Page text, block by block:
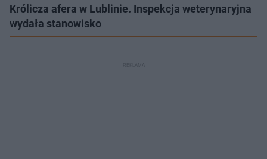
Królicza afera w Lublinie. Inspekcja weterynaryjna
wydała stanowisko